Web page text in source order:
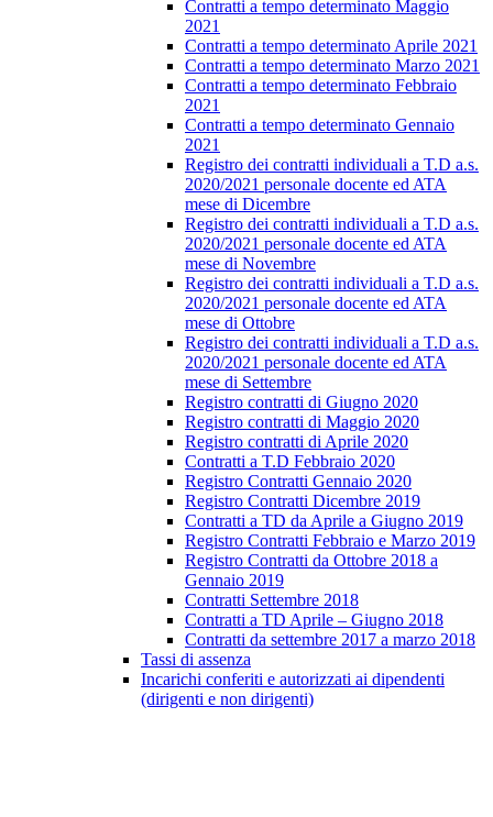
Contratti a tempo determinato Maggio
2021
Contratti a tempo determinato Aprile 2021
Contratti a tempo determinato Marzo 2021
Contratti a tempo determinato Febbraio
2021
Contratti a tempo determinato Gennaio
2021
Registro dei contratti individuali a T.D a.s.
2020/2021 personale docente ed ATA
mese di Dicembre
Registro dei contratti individuali a T.D a.s.
2020/2021 personale docente ed ATA
mese di Novembre
Registro dei contratti individuali a T.D a.s.
2020/2021 personale docente ed ATA
mese di Ottobre
Registro dei contratti individuali a T.D a.s.
2020/2021 personale docente ed ATA
mese di Settembre
Registro contratti di Giugno 2020
Registro contratti di Maggio 2020
Registro contratti di Aprile 2020
Contratti a T.D Febbraio 2020
Registro Contratti Gennaio 2020
Registro Contratti Dicembre 2019
Contratti a TD da Aprile a Giugno 2019
Registro Contratti Febbraio e Marzo 2019
Registro Contratti da Ottobre 2018 a
Gennaio 2019
Contratti Settembre 2018
Contratti a TD Aprile – Giugno 2018
Contratti da settembre 2017 a marzo 2018
Tassi di assenza
Incarichi conferiti e autorizzati ai dipendenti
(dirigenti e non dirigenti)